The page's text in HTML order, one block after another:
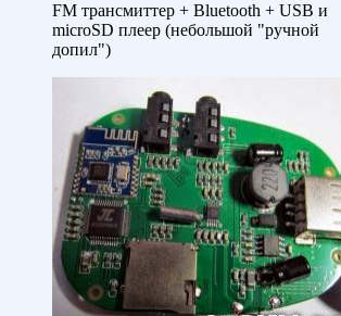
FM трансмиттер + Bluetooth + USB и
microSD плеер (небольшой "ручной
допил")